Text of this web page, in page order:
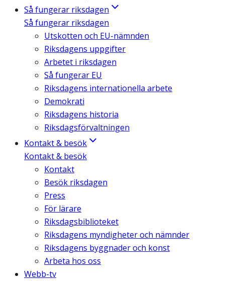
Så fungerar riksdagen
Så fungerar riksdagen
Utskotten och EU-nämnden
Riksdagens uppgifter
Arbetet i riksdagen
Så fungerar EU
Riksdagens internationella arbete
Demokrati
Riksdagens historia
Riksdagsförvaltningen
Kontakt & besök
Kontakt & besök
Kontakt
Besök riksdagen
Press
För lärare
Riksdagsbiblioteket
Riksdagens myndigheter och nämnder
Riksdagens byggnader och konst
Arbeta hos oss
Webb-tv